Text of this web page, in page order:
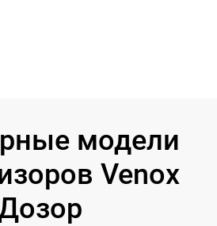
модели
Venox